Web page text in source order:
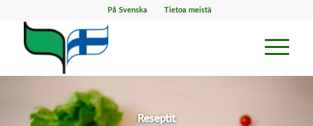
På Svenska Tietoa meistä
Reseptit